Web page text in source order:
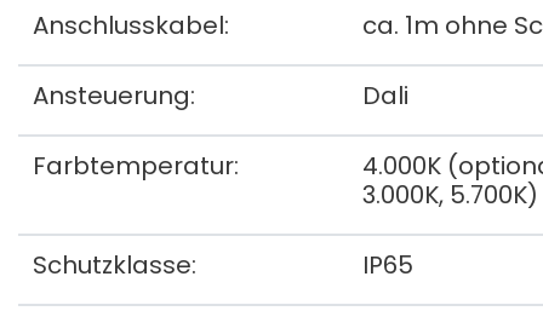
Anschlusskabel: ca. 1m ohne
Ansteuerung: Dali
Farbtemperatur:
4.000K
3.000K, 5.700K)
Schutzklasse: IP65